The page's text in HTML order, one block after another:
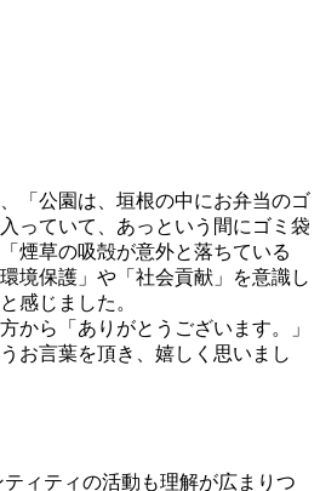
「公園は、垣根の中にお弁当のゴ
っていて、あっという間にゴミ袋
煙草の吸殻が意外と落ちている
境保護」や「社会貢献」を意識し
感じました。
から「ありがとうございます。」
お言葉を頂き、嬉しく思いまし
ィティの活動も理解が広まりつ